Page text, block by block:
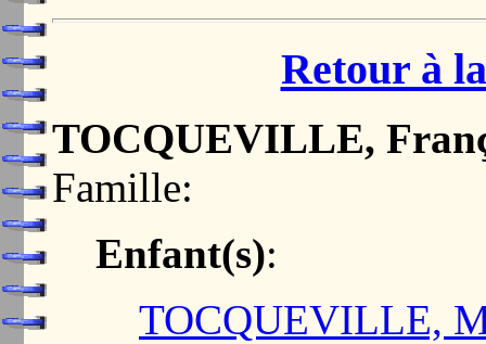
Retour à
TOCQUEVILLE,
Famille:
Enfant(s):
TOCQUEVILLE,